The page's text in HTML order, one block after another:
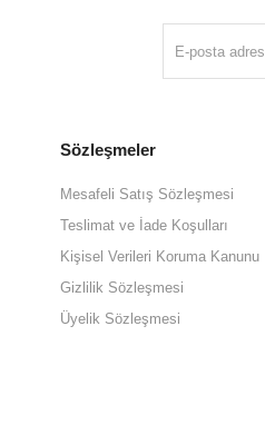
Sözleşmeler
Mesafeli Satış Sözleşmesi
Teslimat ve İade Koşulları
Kişisel Verileri Koruma Kanunu
Gizlilik Sözleşmesi
Üyelik Sözleşmesi